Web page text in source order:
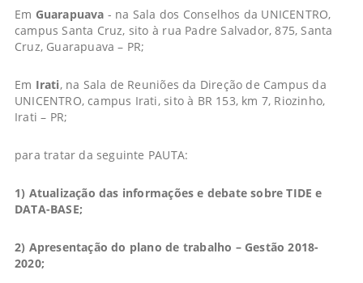
Em Guarapuava - na Sala dos Conselhos da UNICENTRO,
campus Santa Cruz, sito à rua Padre Salvador, 875, Santa
Cruz, Guarapuava – PR;
Em Irati, na Sala de Reuniões da Direção de Campus da
UNICENTRO, campus Irati, sito à BR 153, km 7, Riozinho,
Irati – PR;
para tratar da seguinte PAUTA:
1) Atualização das informações e debate sobreTIDE e
DATA-BASE;
2) Apresentação do plano de trabalho – Gestão 2018-
2020;